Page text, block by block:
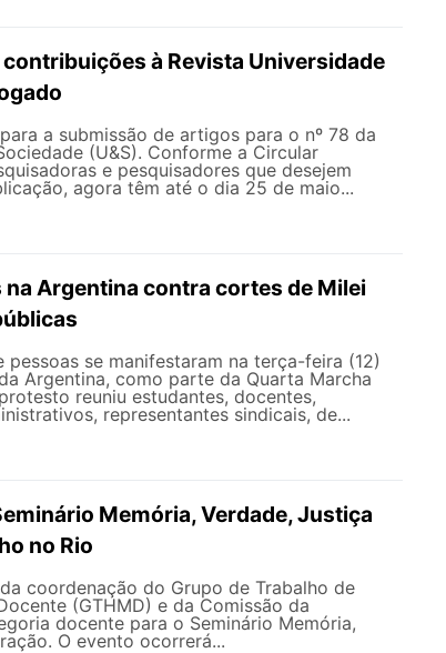
à Revista Universidade
a submissão de artigos para o nº 78 da
(U&S). Conforme a Circular
e pesquisadores que desejem
agora têm até o dia 25 de maio...
Argentina contra cortes de Milei
pessoas se manifestaram na terça-feira (12)
Argentina, como parte da Quarta Marcha
reuniu estudantes, docentes,
representantes sindicais, de...
Memória, Verdade, Justiça
no Rio
coordenação do Grupo de Trabalho de
(GTHMD) e da Comissão da
docente para o Seminário Memória,
O evento ocorrerá...